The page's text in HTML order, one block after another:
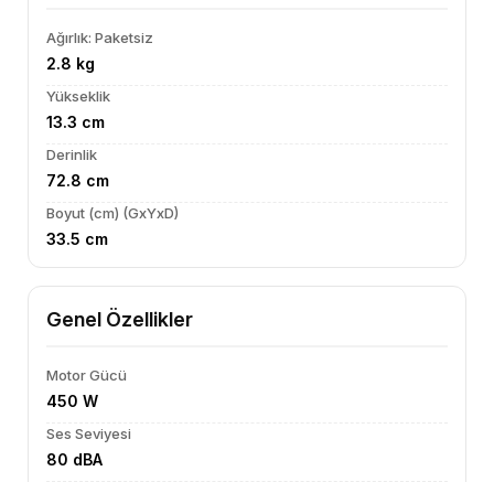
Ağırlık: Paketsiz
2.8 kg
Yükseklik
13.3 cm
Derinlik
72.8 cm
Boyut (cm) (GxYxD)
33.5 cm
Genel Özellikler
Motor Gücü
450 W
Ses Seviyesi
80 dBA